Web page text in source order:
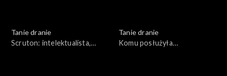
Tanie dranie
Scruton: intelektualista,
Tanie dranie
Komu posłużyła